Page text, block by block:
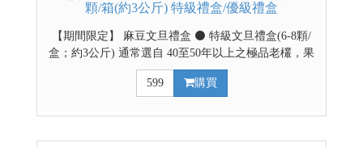
顆/箱(約3公斤) 特級禮盒/優級禮盒
【期間限定】 麻豆文旦禮盒 ⚫ 特級文旦禮盒(6-8顆/
盒；約3公斤) 通常選自 40至50年以上之極品老欉，果
形緊實沉重、外觀精緻，甜度多在 10 至 12 度以上，
肉質細緻、多汁且風味濃郁。 ⚫ 優級文旦禮盒(6-8顆/
上），口感清甜微酸、爽口多汁。 【預購時間】
599 購買